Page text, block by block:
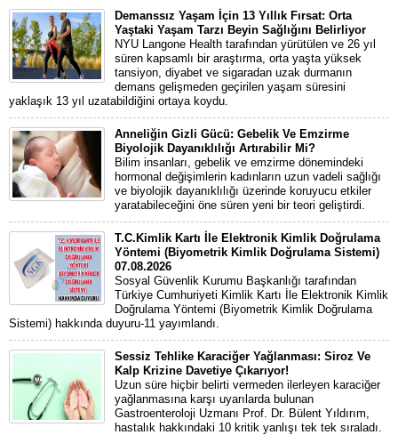
Demanssız Yaşam İçin 13 Yıllık Fırsat: Orta
Yaştaki Yaşam Tarzı Beyin Sağlığını Belirliyor
NYU Langone Health tarafından yürütülen ve 26 yıl
süren kapsamlı bir araştırma, orta yaşta yüksek
tansiyon, diyabet ve sigaradan uzak durmanın
demans gelişmeden geçirilen yaşam süresini
yaklaşık 13 yıl uzatabildiğini ortaya koydu.
Anneliğin Gizli Gücü: Gebelik Ve Emzirme
Biyolojik Dayanıklılığı Artırabilir Mi?
Bilim insanları, gebelik ve emzirme dönemindeki
hormonal değişimlerin kadınların uzun vadeli sağlığı
ve biyolojik dayanıklılığı üzerinde koruyucu etkiler
yaratabileceğini öne süren yeni bir teori geliştirdi.
T.C.Kimlik Kartı İle Elektronik Kimlik Doğrulama
Yöntemi (Biyometrik Kimlik Doğrulama Sistemi)
07.08.2026
Sosyal Güvenlik Kurumu Başkanlığı tarafından
Türkiye Cumhuriyeti Kimlik Kartı İle Elektronik Kimlik
Doğrulama Yöntemi (Biyometrik Kimlik Doğrulama
Sistemi) hakkında duyuru-11 yayımlandı.
Sessiz Tehlike Karaciğer Yağlanması: Siroz Ve
Kalp Krizine Davetiye Çıkarıyor!
Uzun süre hiçbir belirti vermeden ilerleyen karaciğer
yağlanmasına karşı uyarılarda bulunan
Gastroenteroloji Uzmanı Prof. Dr. Bülent Yıldırım,
hastalık hakkındaki 10 kritik yanlışı tek tek sıraladı.